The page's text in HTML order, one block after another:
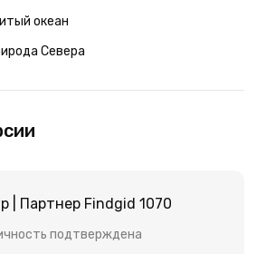
океан
Севера
| Партнер Findgid 1070
подтверждена